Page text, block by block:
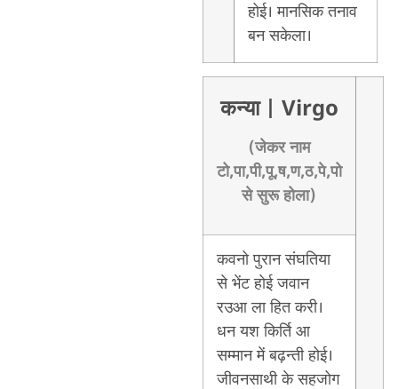
होई। मानसिक तनाव
बन सकेला।
कन्या | Virgo
(जेकर नाम
टो,पा,पी,पू,ष,ण,ठ,पे,पो
से सुरू होला)
कवनो पुरान संघतिया
से भेंट होई जवान
रउआ ला हित करी।
धन यश किर्ति आ
सम्मान में बढ़न्ती होई।
जीवनसाथी के सहजोग